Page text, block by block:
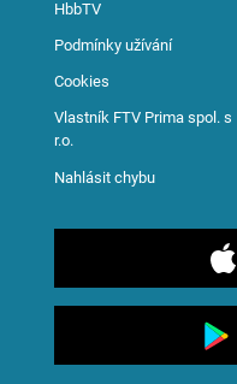
HbbTV
Podmínky užívání
Cookies
Vlastník FTV Prima spol. s
r.o.
Nahlásit chybu